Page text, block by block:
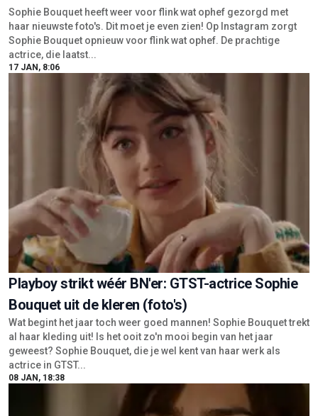
Sophie Bouquet heeft weer voor flink wat ophef gezorgd met
haar nieuwste foto's. Dit moet je even zien! Op Instagram zorgt
Sophie Bouquet opnieuw voor flink wat ophef. De prachtige
actrice, die laatst...
17 JAN, 8:06
Playboy strikt wéér BN'er: GTST-actrice Sophie
Bouquet uit de kleren (foto's)
Wat begint het jaar toch weer goed mannen! Sophie Bouquet trekt
al haar kleding uit! Is het ooit zo'n mooi begin van het jaar
geweest? Sophie Bouquet, die je wel kent van haar werk als
actrice in GTST...
08 JAN, 18:38